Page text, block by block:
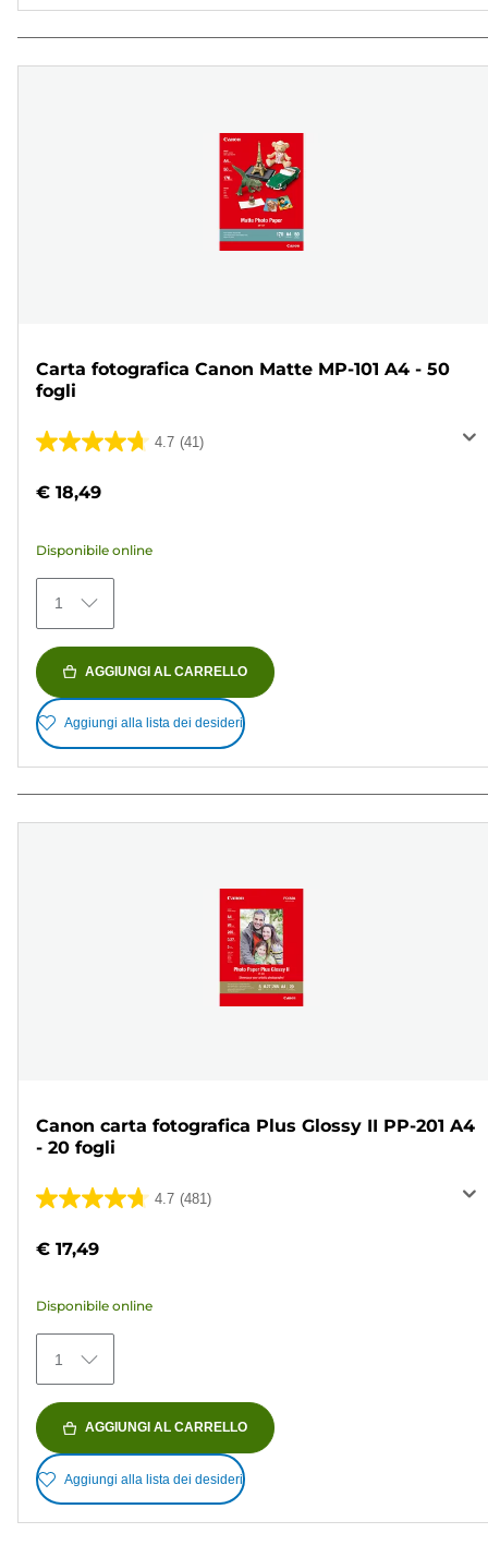
Carta fotografica Canon Matte MP-101 A4 - 50
fogli
4.7 (41)
4.7
5
41
recensioni
€ 18,49
Disponibile online
1
AGGIUNGI AL CARRELLO
Aggiungi alla lista dei desideri
Canon carta fotografica Plus Glossy II PP-201 A4
- 20 fogli
4.7 (481)
4.7
5
481
recensioni
€ 17,49
Disponibile online
1
AGGIUNGI AL CARRELLO
Aggiungi alla lista dei desideri